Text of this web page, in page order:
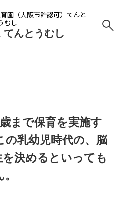
園（大阪市許認可）てんと
むし
んとうむし
まで保育を実施す
乳幼児時代の、脳
決めるといっても